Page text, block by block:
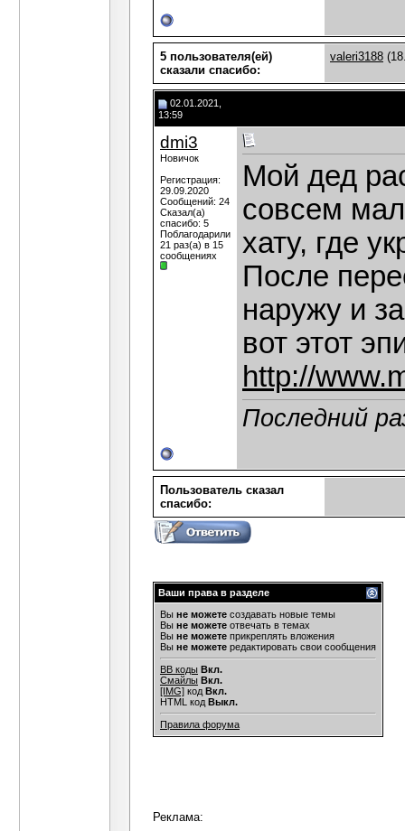
5 пользователя(ей)
сказали cпасибо:
valeri3188
02.01.2021,
13:59
dmi3
Новичок
Регистрация:
29.09.2020
Сообщений: 24
Сказал(а)
спасибо: 5
Поблагодарили
21 раз(а) в 15
сообщениях
Мой дед
совсем
хату, где
После
наружу и
вот этот
http://
Последний
Пользователь сказал
cпасибо:
Ваши права в разделе
Вы не можете создавать новые темы
Вы не можете отвечать в темах
Вы не можете прикреплять вложения
Вы не можете редактировать свои сообщения
BB коды Вкл.
Смайлы Вкл.
[IMG] код Вкл.
HTML код Выкл.
Правила форума
Реклама: